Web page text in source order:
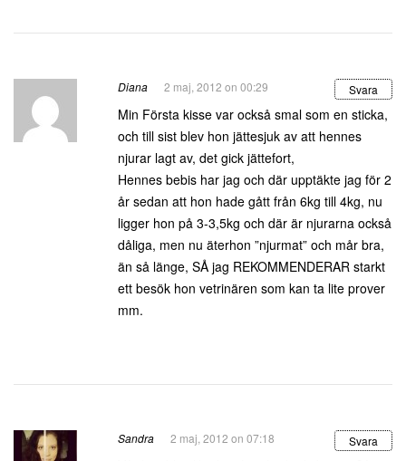
Diana 2 maj, 2012 on 00:29 Svara
Min Första kisse var också smal som en sticka,
och till sist blev hon jättesjuk av att hennes
njurar lagt av, det gick jättefort,
Hennes bebis har jag och där upptäkte jag för 2
år sedan att hon hade gått från 6kg till 4kg, nu
ligger hon på 3-3,5kg och där är njurarna också
dåliga, men nu äterhon ”njurmat” och mår bra,
än så länge, SÅ jag REKOMMENDERAR starkt
ett besök hon vetrinären som kan ta lite prover
mm.
Sandra 2 maj, 2012 on 07:18 Svara